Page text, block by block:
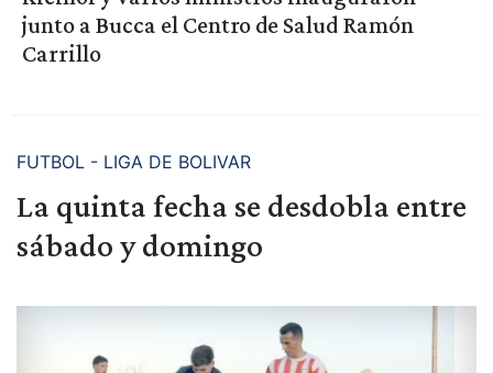
junto a Bucca el Centro de Salud Ramón
Carrillo
FUTBOL - LIGA DE BOLIVAR
La quinta fecha se desdobla entre
sábado y domingo